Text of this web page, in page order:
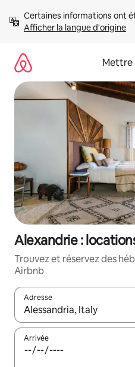
directement
Afficher la langue d'origine
Mettre
Alexandrie :
Trouvez et réservez des
Airbnb
Adresse
Lorsque les résultats
Arrivée